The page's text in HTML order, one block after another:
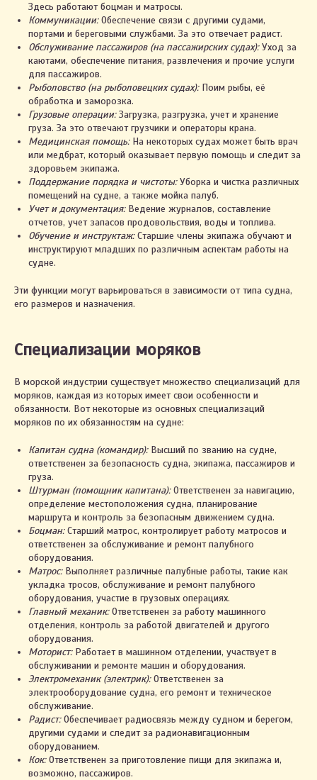
Здесь работают боцман и матросы.
Коммуникации:Обеспечение связи с другими судами,
портами и береговыми службами. За это отвечает радист.
Обслуживание пассажиров (на пассажирских судах):Уход за
каютами, обеспечение питания, развлечения и прочие услуги
для пассажиров.
Рыболовство (на рыболовецких судах):Поим рыбы, её
обработка и заморозка.
Грузовые операции:Загрузка, разгрузка, учет и хранение
груза. За это отвечают грузчики и операторы крана.
Медицинская помощь:На некоторых судах может быть врач
или медбрат, который оказывает первую помощь и следит за
здоровьем экипажа.
Поддержание порядка и чистоты:Уборка и чистка различных
помещений на судне, а также мойка палуб.
Учет и документация:Ведение журналов, составление
отчетов, учет запасов продовольствия, воды и топлива.
Обучение и инструктаж:Старшие члены экипажа обучают и
инструктируют младших по различным аспектам работы на
судне.
Эти функции могут варьироваться в зависимости от типа судна,
его размеров и назначения.
Специализации моряков
В морской индустрии существует множество специализаций для
моряков, каждая из которых имеет свои особенности и
обязанности. Вот некоторые из основных специализаций
моряков по их обязанностям на судне:
Капитан судна (командир):Высший по званию на судне,
ответственен за безопасность судна, экипажа, пассажиров и
груза.
Штурман (помощник капитана):Ответственен за навигацию,
определение местоположения судна, планирование
маршрута и контроль за безопасным движением судна.
Боцман:Старший матрос, контролирует работу матросов и
ответственен за обслуживание и ремонт палубного
оборудования.
Матрос:Выполняет различные палубные работы, такие как
укладка тросов, обслуживание и ремонт палубного
оборудования, участие в грузовых операциях.
Главный механик:Ответственен за работу машинного
отделения, контроль за работой двигателей и другого
оборудования.
Моторист:Работает в машинном отделении, участвует в
обслуживании и ремонте машин и оборудования.
Электромеханик (электрик):Ответственен за
электрооборудование судна, его ремонт и техническое
обслуживание.
Радист:Обеспечивает радиосвязь между судном и берегом,
другими судами и следит за радионавигационным
оборудованием.
Кок:Ответственен за приготовление пищи для экипажа и,
возможно, пассажиров.